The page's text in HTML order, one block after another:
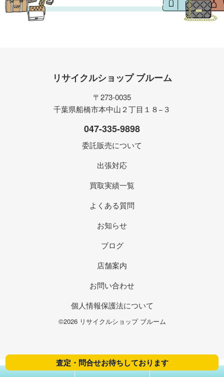
リサイクルショップ ブルーム
〒273-0035
千葉県船橋市本中山２丁目１８−３
047-335-9898
委託販売について
出張対応
買取実績一覧
よくある質問
お知らせ
ブログ
店舗案内
お問い合わせ
個人情報保護法について
©2026 リサイクルショップ ブルーム
査定・問合せお待ちしております